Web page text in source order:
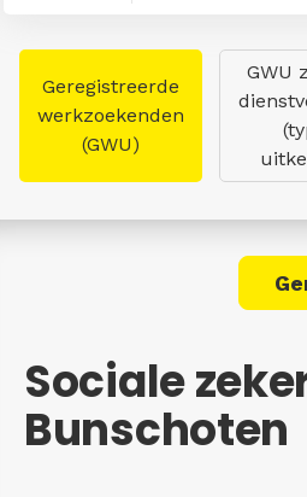
Geregistreerde
werkzoekenden
(GWU)
GWU
Sociale
Bunschoten